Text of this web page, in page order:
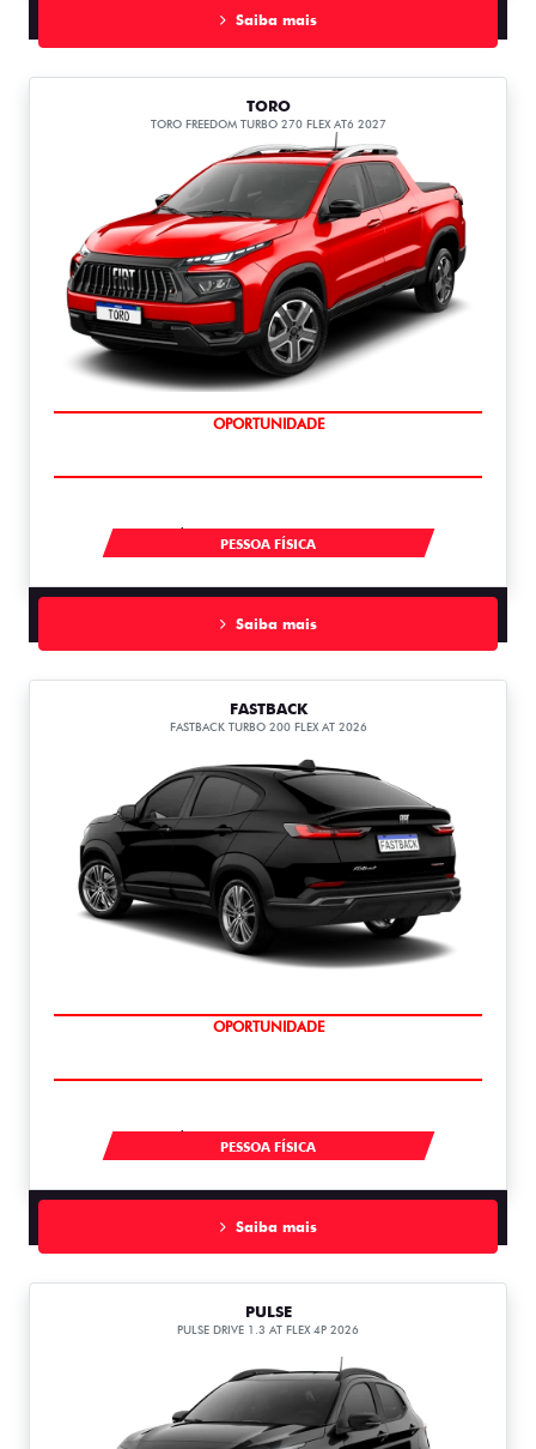
Saiba mais
TORO
TORO FREEDOM TURBO 270 FLEX AT6 2027
SUPERVALORIZAÇÃO DO USADO
À VISTA POR R$ 134.990,00
PESSOA FÍSICA
Saiba mais
FASTBACK
FASTBACK TURBO 200 FLEX AT 2026
OPORTUNIDADE
À VISTA POR R$ 119.990,00
PESSOA FÍSICA
Saiba mais
PULSE
PULSE DRIVE 1.3 AT FLEX 4P 2026